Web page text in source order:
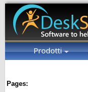
Prodotti
Pages: